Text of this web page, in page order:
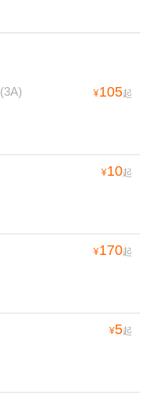
(3A) ¥105起
¥10起
¥170起
¥5起